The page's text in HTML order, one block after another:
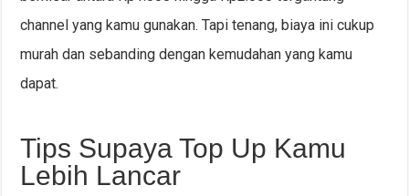
channel yang kamu gunakan. Tapi tenang, biaya ini cukup
murah dan sebanding dengan kemudahan yang kamu
dapat.
Tips Supaya Top Up Kamu
Lebih Lancar